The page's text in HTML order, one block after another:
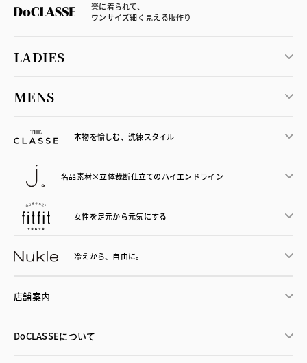
楽に着られて、
ワンサイズ細く見える服作り
LADIES
MENS
本物を愉しむ、洗練スタイル
名品素材×立体裁断仕立てのハイエンドライン
女性を足元から元気にする
冷えから、 自由に。
店舗案内
DoCLASSEについて